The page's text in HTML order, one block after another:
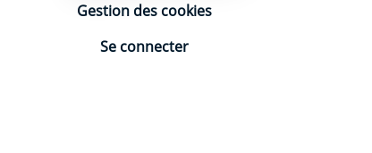
Gestion des cookies
Se connecter